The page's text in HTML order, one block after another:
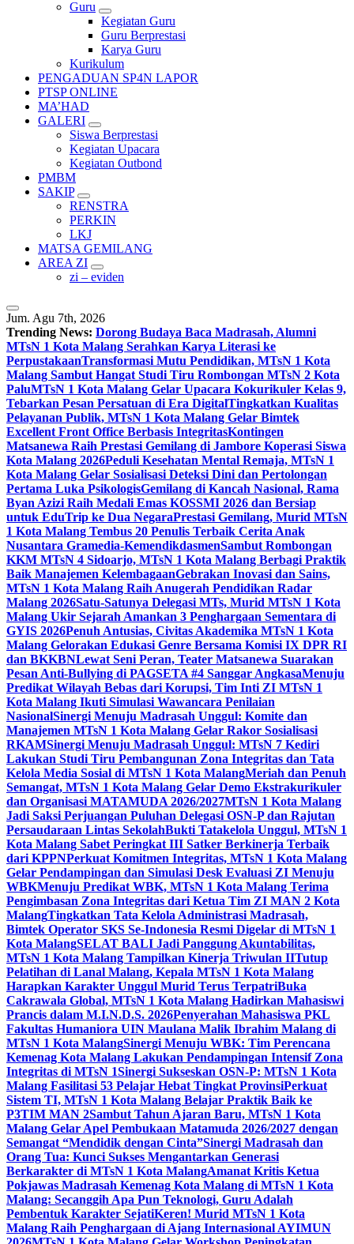
Guru
Kegiatan Guru
Guru Berprestasi
Karya Guru
Kurikulum
PENGADUAN SP4N LAPOR
PTSP ONLINE
MA’HAD
GALERI
Siswa Berprestasi
Kegiatan Upacara
Kegiatan Outbond
PMBM
SAKIP
RENSTRA
PERKIN
LKJ
MATSA GEMILANG
AREA ZI
zi – eviden
Jum. Agu 7th, 2026
Trending News: Dorong Budaya Baca Madrasah, Alumni
MTsN 1 Kota Malang Serahkan Karya Literasi ke
PerpustakaanTransformasi Mutu Pendidikan, MTsN 1 Kota
Malang Sambut Hangat Studi Tiru Rombongan MTsN 2 Kota
PaluMTsN 1 Kota Malang Gelar Upacara Kokurikuler Kelas 9,
Tebarkan Pesan Persatuan di Era DigitalTingkatkan Kualitas
Pelayanan Publik, MTsN 1 Kota Malang Gelar Bimtek
Excellent Front Office Berbasis IntegritasKontingen
Matsanewa Raih Prestasi Gemilang di Jambore Koperasi Siswa
Kota Malang 2026Peduli Kesehatan Mental Remaja, MTsN 1
Kota Malang Gelar Sosialisasi Deteksi Dini dan Pertolongan
Pertama Luka PsikologisGemilang di Kancah Nasional, Rama
Byan Azizi Raih Medali Emas KOSSMI 2026 dan Bersiap
untuk EduTrip ke Dua NegaraPrestasi Gemilang, Murid MTsN
1 Kota Malang Tembus 20 Penulis Terbaik Cerita Anak
Nusantara Gramedia-KemendikdasmenSambut Rombongan
KKM MTsN 4 Sidoarjo, MTsN 1 Kota Malang Berbagi Praktik
Baik Manajemen KelembagaanGebrakan Inovasi dan Sains,
MTsN 1 Kota Malang Raih Anugerah Pendidikan Radar
Malang 2026Satu-Satunya Delegasi MTs, Murid MTsN 1 Kota
Malang Ukir Sejarah Amankan 3 Penghargaan Sementara di
GYIS 2026Penuh Antusias, Civitas Akademika MTsN 1 Kota
Malang Gelorakan Edukasi Genre Bersama Komisi IX DPR RI
dan BKKBNLewat Seni Peran, Teater Matsanewa Suarakan
Pesan Anti-Bullying di PAGSETA #4 Sanggar AngkasaMenuju
Predikat Wilayah Bebas dari Korupsi, Tim Inti ZI MTsN 1
Kota Malang Ikuti Simulasi Wawancara Penilaian
NasionalSinergi Menuju Madrasah Unggul: Komite dan
Manajemen MTsN 1 Kota Malang Gelar Rakor Sosialisasi
RKAMSinergi Menuju Madrasah Unggul: MTsN 7 Kediri
Lakukan Studi Tiru Pembangunan Zona Integritas dan Tata
Kelola Media Sosial di MTsN 1 Kota MalangMeriah dan Penuh
Semangat, MTsN 1 Kota Malang Gelar Demo Ekstrakurikuler
dan Organisasi MATAMUDA 2026/2027MTsN 1 Kota Malang
Jadi Saksi Perjuangan Puluhan Delegasi OSN-P dan Rajutan
Persaudaraan Lintas SekolahBukti Tatakelola Unggul, MTsN 1
Kota Malang Sabet Peringkat III Satker Berkinerja Terbaik
dari KPPNPerkuat Komitmen Integritas, MTsN 1 Kota Malang
Gelar Pendampingan dan Simulasi Desk Evaluasi ZI Menuju
WBKMenuju Predikat WBK, MTsN 1 Kota Malang Terima
Pengimbasan Zona Integritas dari Ketua Tim ZI MAN 2 Kota
MalangTingkatkan Tata Kelola Administrasi Madrasah,
Bimtek Operator SKS Se-Indonesia Resmi Digelar di MTsN 1
Kota MalangSELAT BALI Jadi Panggung Akuntabilitas,
MTsN 1 Kota Malang Tampilkan Kinerja Triwulan IITutup
Pelatihan di Lanal Malang, Kepala MTsN 1 Kota Malang
Harapkan Karakter Unggul Murid Terus TerpatriBuka
Cakrawala Global, MTsN 1 Kota Malang Hadirkan Mahasiswi
Prancis dalam M.I.N.D.S. 2026Penyerahan Mahasiswa PKL
Fakultas Humaniora UIN Maulana Malik Ibrahim Malang di
MTsN 1 Kota MalangSinergi Menuju WBK: Tim Perencana
Kemenag Kota Malang Lakukan Pendampingan Intensif Zona
Integritas di MTsN 1Sinergi Sukseskan OSN-P: MTsN 1 Kota
Malang Fasilitasi 53 Pelajar Hebat Tingkat ProvinsiPerkuat
Sistem TI, MTsN 1 Kota Malang Belajar Praktik Baik ke
P3TIM MAN 2Sambut Tahun Ajaran Baru, MTsN 1 Kota
Malang Gelar Apel Pembukaan Matamuda 2026/2027 dengan
Semangat “Mendidik dengan Cinta”Sinergi Madrasah dan
Orang Tua: Kunci Sukses Mengantarkan Generasi
Berkarakter di MTsN 1 Kota MalangAmanat Kritis Ketua
Pokjawas Madrasah Kemenag Kota Malang di MTsN 1 Kota
Malang: Secanggih Apa Pun Teknologi, Guru Adalah
Pembentuk Karakter SejatiKeren! Murid MTsN 1 Kota
Malang Raih Penghargaan di Ajang Internasional AYIMUN